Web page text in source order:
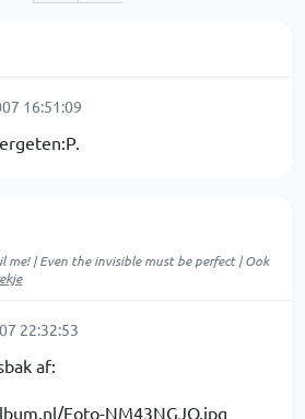
16:51:09
me! | Even the invisible must be perfect | Ook
22:32:53
af: